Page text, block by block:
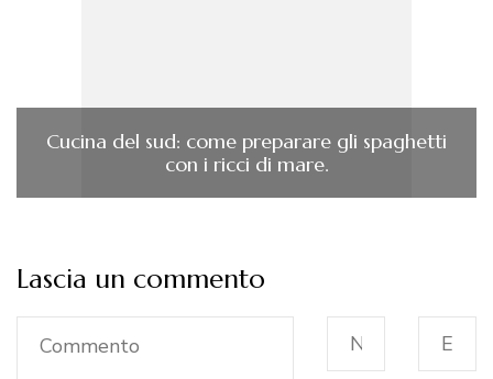
Cucina del sud: come preparare gli spaghetti
con i ricci di mare.
Lascia un commento